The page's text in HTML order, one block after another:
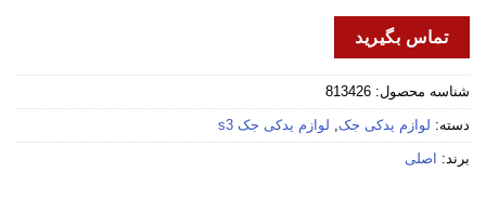
تماس بگیرید
شناسه محصول: 813426
دسته: لوازم یدکی جک, لوازم یدکی جک s3
برند: اصلی